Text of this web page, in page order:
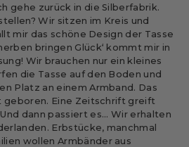
gehe zurück in die Silberfabrik.
Wir sitzen im Kreis und
mir das schöne Design der Tasse
bringen Glück‘ kommt mir in
Wir brauchen nur ein kleines
die Tasse auf den Boden und
Platz an einem Armband. Das
geboren. Eine Zeitschrift greift
dann passiert es... Wir erhalten
Erbstücke, manchmal
wollen Armbänder aus